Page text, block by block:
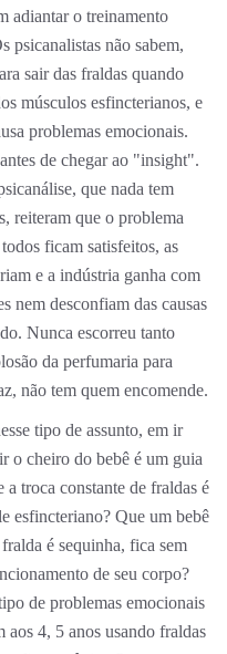
adiantar o treinamento
psicanalistas não sabem,
sair das fraldas quando
músculos esfincterianos, e
problemas emocionais.
de chegar ao "insight".
que nada tem
reiteram que o problema
ficam satisfeitos, as
e a indústria ganha com
nem desconfiam das causas
Nunca escorreu tanto
da perfumaria para
não tem quem encomende.
tipo de assunto, em ir
o cheiro do bebê é um guia
a troca constante de fraldas é
esfincteriano? Que um bebê
é sequinha, fica sem
de seu corpo?
de problemas emocionais
aos 4, 5 anos usando fraldas